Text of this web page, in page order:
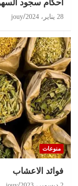
أحكام سجود
28 يناير، 2024 jouy
منوعات
‏فوائد الاعشاب